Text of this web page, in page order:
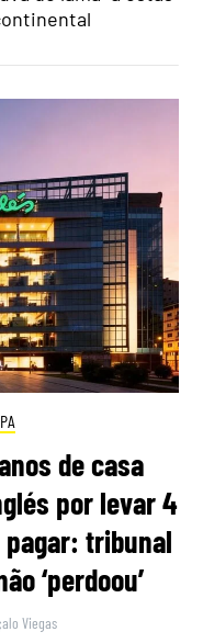
de casa
por levar 4
tribunal
‘perdoou’
Viegas